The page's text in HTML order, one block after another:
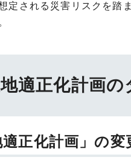
定される災害リスクを踏
適正化計画
適正化計画」の